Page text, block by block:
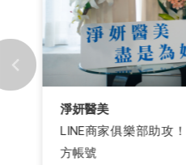
淨妍醫美
LINE商家俱樂部助攻！
方帳號